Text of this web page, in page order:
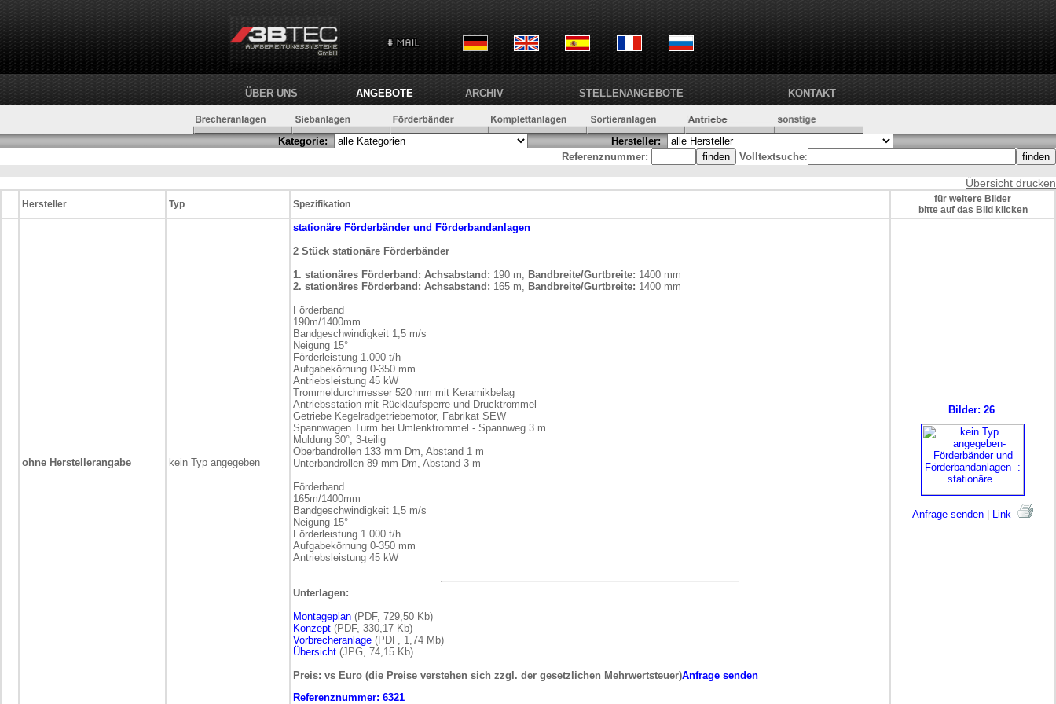
ÜBER UNS ANGEBOTE ARCHIV STELLENANGEBOTE KONTAKT
Kategorie:
Hersteller:
Referenznummer:
Volltextsuche:
Übersicht drucken
Hersteller Typ Spezifikation
für weitere Bilder
bitte auf das Bild klicken
ohne Herstellerangabe kein Typ angegeben
stationäre Förderbänder und Förderbandanlagen
2 Stück stationäre Förderbänder
1. stationäres Förderband: Achsabstand: 190 m, Bandbreite/Gurtbreite: 1400 mm
2. stationäres Förderband: Achsabstand: 165 m, Bandbreite/Gurtbreite: 1400 mm
Förderband
190m/1400mm
Bandgeschwindigkeit 1,5 m/s
Neigung 15°
Förderleistung 1.000 t/h
Aufgabekörnung 0-350 mm
Antriebsleistung 45 kW
Trommeldurchmesser 520 mm mit Keramikbelag
Antriebsstation mit Rücklaufsperre und Drucktrommel
Getriebe Kegelradgetriebemotor, Fabrikat SEW
Spannwagen Turm bei Umlenktrommel - Spannweg 3 m
Muldung 30°, 3-teilig
Oberbandrollen 133 mm Dm, Abstand 1 m
Unterbandrollen 89 mm Dm, Abstand 3 m
Förderband
165m/1400mm
Bandgeschwindigkeit 1,5 m/s
Neigung 15°
Förderleistung 1.000 t/h
Aufgabekörnung 0-350 mm
Antriebsleistung 45 kW
Unterlagen:
Montageplan (PDF, 729,50 Kb)
Konzept (PDF, 330,17 Kb)
Vorbrecheranlage (PDF, 1,74 Mb)
Übersicht (JPG, 74,15 Kb)
Preis: vs Euro (die Preise verstehen sich zzgl. der gesetzlichen Mehrwertsteuer)Anfrage senden
Referenznummer: 6321
Bilder: 26
Anfrage senden Link